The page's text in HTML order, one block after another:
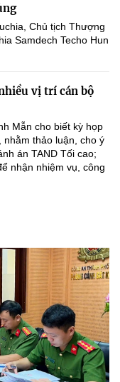
Chủ tịch Thượng
Samdech Techo Hun
vị trí cán bộ
Mẫn cho biết kỳ họp
thảo luận, cho ý
án TAND Tối cao;
nhận nhiệm vụ, công